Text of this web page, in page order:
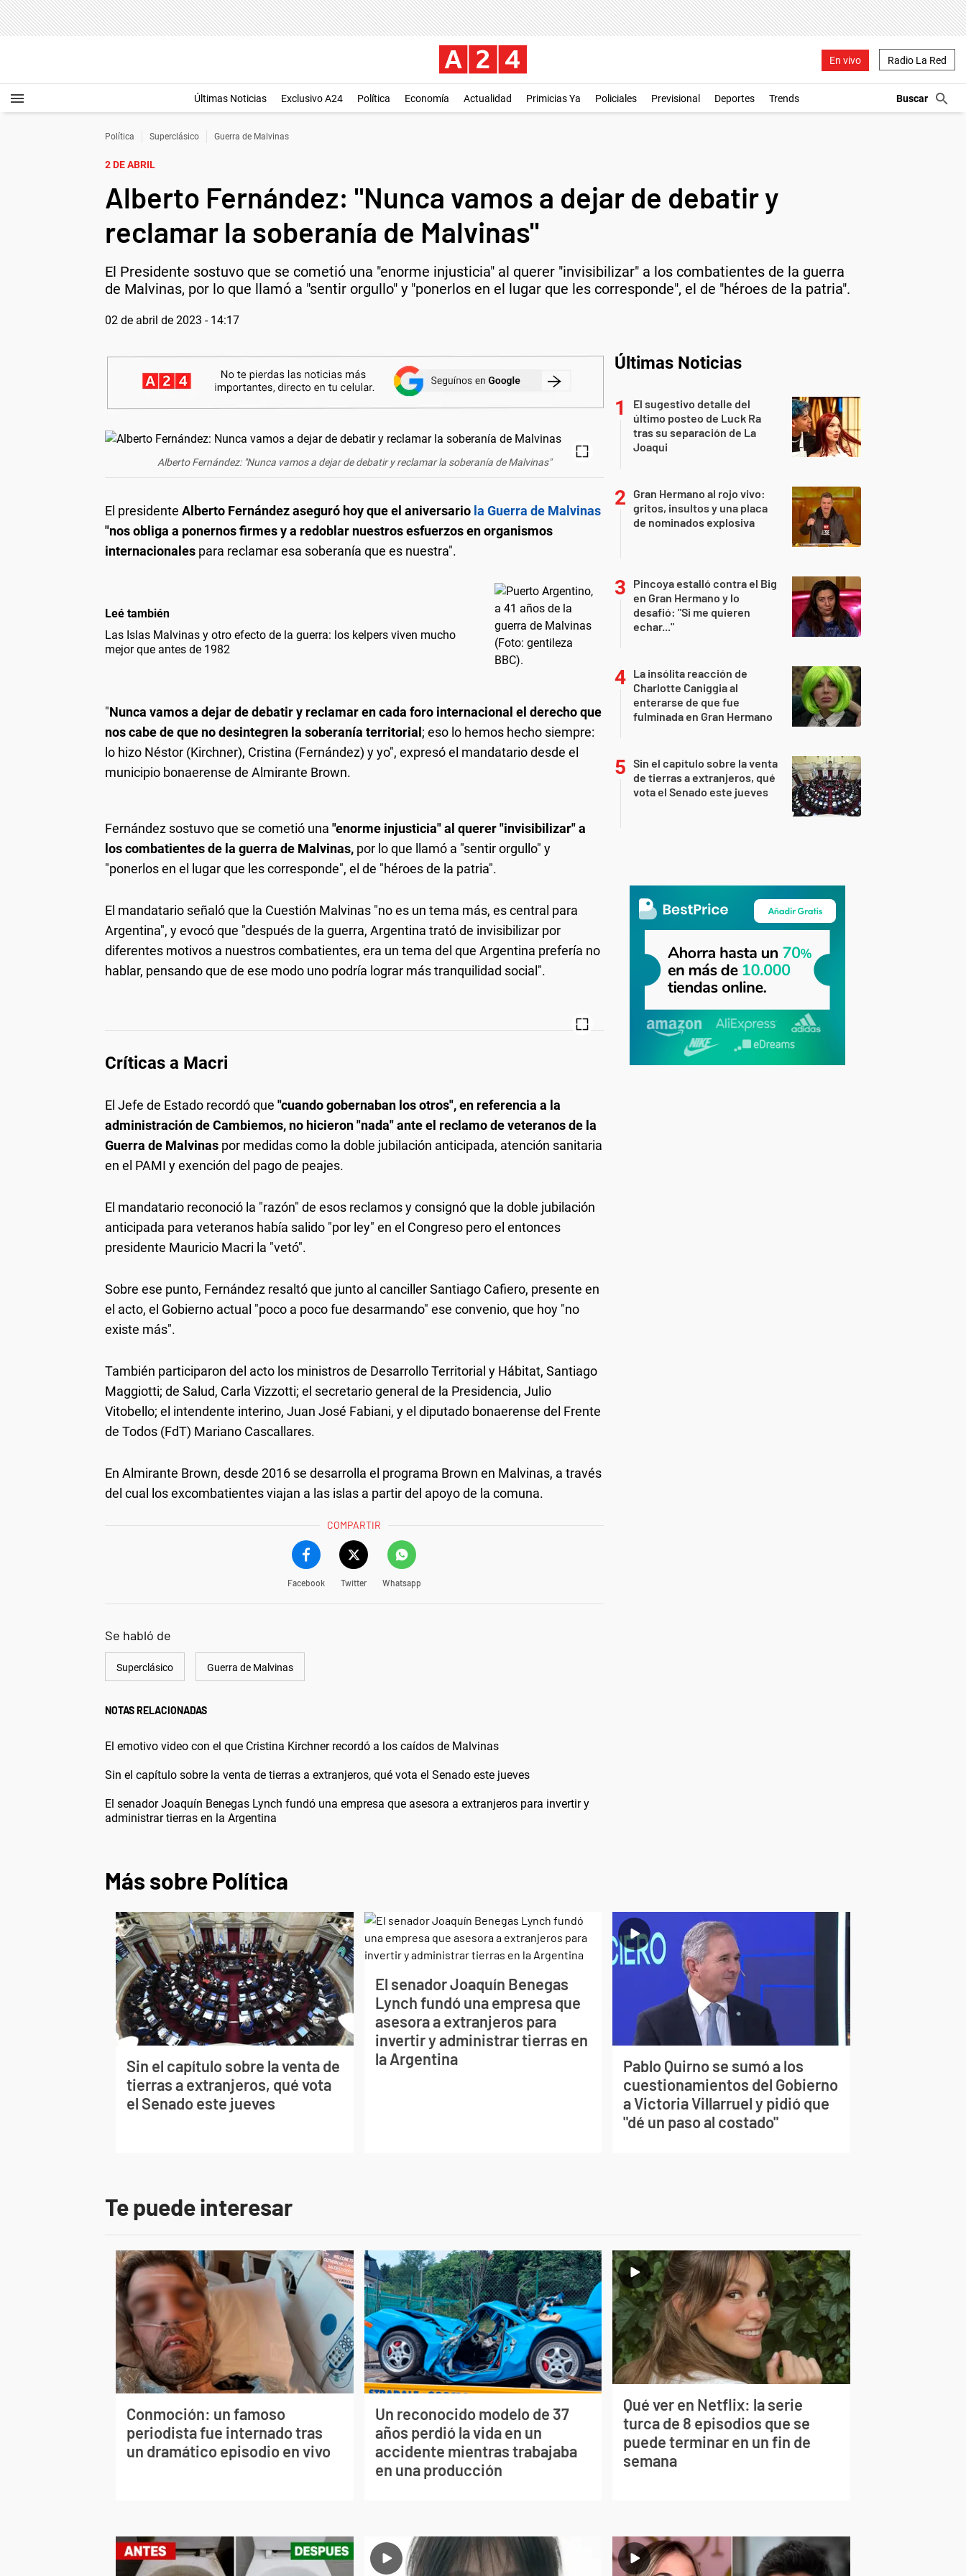
En vivo Radio La Red
Últimas Noticias Exclusivo A24 Política Economía Actualidad Primicias Ya Policiales Previsional Deportes Trends
Política Superclásico Guerra de Malvinas
2 DE ABRIL
Alberto Fernández: "Nunca vamos a dejar de debatir y
reclamar la soberanía de Malvinas"
El Presidente sostuvo que se cometió una "enorme injusticia" al querer "invisibilizar" a los combatientes de la guerra
de Malvinas, por lo que llamó a "sentir orgullo" y "ponerlos en el lugar que les corresponde", el de "héroes de la patria".
02 de abril de 2023 - 14:17
Alberto Fernández: "Nunca vamos a dejar de debatir y reclamar la soberanía de Malvinas"
El presidente Alberto Fernández aseguró hoy que el aniversario la Guerra de Malvinas
"nos obliga a ponernos firmes y a redoblar nuestros esfuerzos en organismos
internacionales para reclamar esa soberanía que es nuestra".
Leé también
Las Islas Malvinas y otro efecto de la guerra: los kelpers viven mucho
mejor que antes de 1982
"Nunca vamos a dejar de debatir y reclamar en cada foro internacional el derecho que
nos cabe de que no desintegren la soberanía territorial; eso lo hemos hecho siempre:
lo hizo Néstor (Kirchner), Cristina (Fernández) y yo", expresó el mandatario desde el
municipio bonaerense de Almirante Brown.
Fernández sostuvo que se cometió una "enorme injusticia" al querer "invisibilizar" a
los combatientes de la guerra de Malvinas, por lo que llamó a "sentir orgullo" y
"ponerlos en el lugar que les corresponde", el de "héroes de la patria".
El mandatario señaló que la Cuestión Malvinas "no es un tema más, es central para
Argentina", y evocó que "después de la guerra, Argentina trató de invisibilizar por
diferentes motivos a nuestros combatientes, era un tema del que Argentina prefería no
hablar, pensando que de ese modo uno podría lograr más tranquilidad social".
Críticas a Macri
El Jefe de Estado recordó que "cuando gobernaban los otros", en referencia a la
administración de Cambiemos, no hicieron "nada" ante el reclamo de veteranos de la
Guerra de Malvinas por medidas como la doble jubilación anticipada, atención sanitaria
en el PAMI y exención del pago de peajes.
El mandatario reconoció la "razón" de esos reclamos y consignó que la doble jubilación
anticipada para veteranos había salido "por ley" en el Congreso pero el entonces
presidente Mauricio Macri la "vetó".
Sobre ese punto, Fernández resaltó que junto al canciller Santiago Cafiero, presente en
el acto, el Gobierno actual "poco a poco fue desarmando" ese convenio, que hoy "no
existe más".
También participaron del acto los ministros de Desarrollo Territorial y Hábitat, Santiago
Maggiotti; de Salud, Carla Vizzotti; el secretario general de la Presidencia, Julio
Vitobello; el intendente interino, Juan José Fabiani, y el diputado bonaerense del Frente
de Todos (FdT) Mariano Cascallares.
En Almirante Brown, desde 2016 se desarrolla el programa Brown en Malvinas, a través
del cual los excombatientes viajan a las islas a partir del apoyo de la comuna.
COMPARTIR
Facebook Twitter Whatsapp
Se habló de
Superclásico Guerra de Malvinas
NOTAS RELACIONADAS
El emotivo video con el que Cristina Kirchner recordó a los caídos de Malvinas
Sin el capítulo sobre la venta de tierras a extranjeros, qué vota el Senado este jueves
El senador Joaquín Benegas Lynch fundó una empresa que asesora a extranjeros para invertir y
administrar tierras en la Argentina
Últimas Noticias
El sugestivo detalle del
último posteo de Luck Ra
tras su separación de La
Joaqui
Gran Hermano al rojo vivo:
gritos, insultos y una placa
de nominados explosiva
Pincoya estalló contra el Big
en Gran Hermano y lo
desafió: "Si me quieren
echar..."
La insólita reacción de
Charlotte Caniggia al
enterarse de que fue
fulminada en Gran Hermano
Sin el capítulo sobre la venta
de tierras a extranjeros, qué
vota el Senado este jueves
Más sobre Política
Sin el capítulo sobre la venta de
tierras a extranjeros, qué vota
el Senado este jueves
El senador Joaquín Benegas
Lynch fundó una empresa que
asesora a extranjeros para
invertir y administrar tierras en
la Argentina
Pablo Quirno se sumó a los
cuestionamientos del Gobierno
a Victoria Villarruel y pidió que
"dé un paso al costado"
Te puede interesar
Conmoción: un famoso
periodista fue internado tras
un dramático episodio en vivo
Un reconocido modelo de 37
años perdió la vida en un
accidente mientras trabajaba
en una producción
Qué ver en Netflix: la serie
turca de 8 episodios que se
puede terminar en un fin de
semana